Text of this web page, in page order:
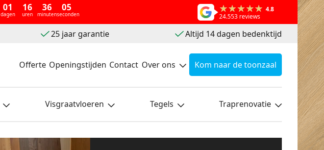
01
dagen
16
uren
36
minuten
04
seconden
4.8
24.553 reviews
25 jaar garantie Altijd 14 dagen bedenktijd
Offerte Openingstijden Contact Over ons Kom naar de toonzaal
Visgraatvloeren Tegels Traprenovatie